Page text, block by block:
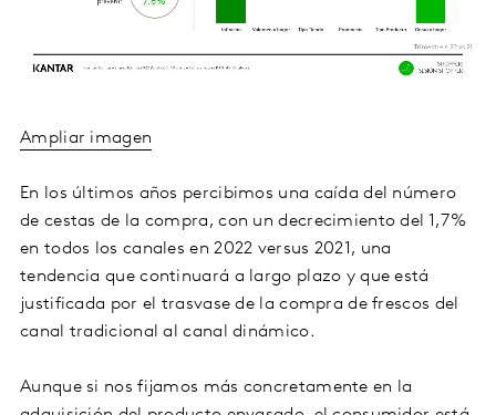
Ampliar imagen
En los últimos años percibimos una caída del número
de cestas de la compra, con un decrecimiento del 1,7%
en todos los canales en 2022 versus 2021, una
tendencia que continuará a largo plazo y que está
justificada por el trasvase de la compra de frescos del
canal tradicional al canal dinámico.
Aunque si nos fijamos más concretamente en la